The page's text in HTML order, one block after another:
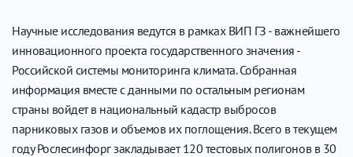
Научные исследования ведутся в рамках ВИП ГЗ - важнейшего
инновационного проекта государственного значения -
Российской системы мониторинга климата. Собранная
информация вместе с данными по остальным регионам
страны войдет в национальный кадастр выбросов
парниковых газов и объемов их поглощения. Всего в текущем
году Рослесинфорг закладывает 120 тестовых полигонов в 30